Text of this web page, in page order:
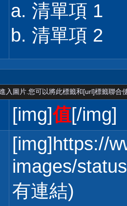
清單項 1
清單項 2
入圖片.您可以將此標籤和[url]標籤聯合
[img]值[/img]
[img]https://
images/
有連結)